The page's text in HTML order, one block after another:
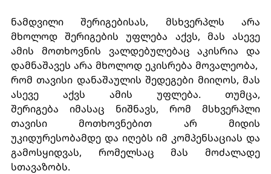
ნამდვილი შერიგებისას, მსხვერპლს არა
მხოლოდ შერიგების უფლება აქვს, მას ასევე
ამის მოთხოვნის ვალდებულებაც აკისრია და
დამნაშავეს არა მხოლოდ ეკისრება მოვალეობა,
რომ თავისი დანაშაულის შედეგები მიიღოს, მას
ასევე აქვს ამის უფლება. თუმცა,
შერიგება იმასაც ნიშნავს, რომ მსხვერპლი
თავისი მოთხოვნებით არ მიდის
უკიდურესობამდე და იღებს იმ კომპენსაციას და
გამოსყიდვას, რომელსაც მას მოძალადე
სთავაზობს.